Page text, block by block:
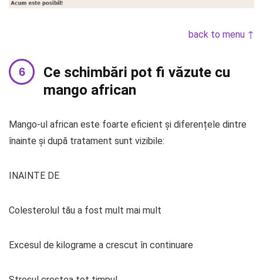
back to menu ↑
Ce schimbări pot fi văzute cu
mango african
Mango-ul african este foarte eficient și diferențele dintre
înainte și după tratament sunt vizibile:
INAINTE DE
Colesterolul tău a fost mult mai mult
Excesul de kilograme a crescut în continuare